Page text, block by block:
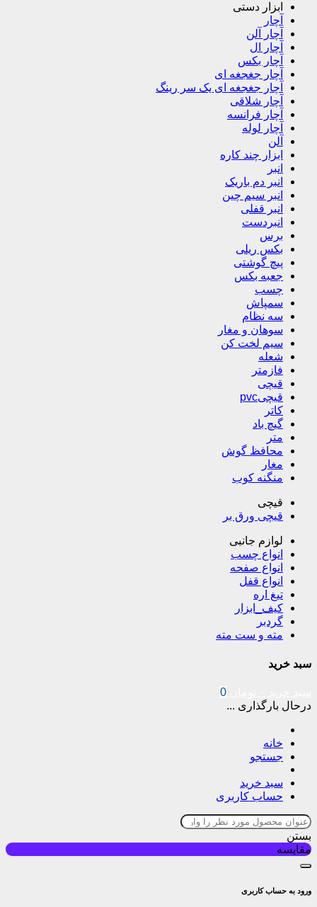
ابزار دستی
آچار
آچار آلن
آچار ال
آچار بکس
آچار جغجغه ای
آچار جغجغه ای یک سر رینگ
آچار شلاقی
آچار فرانسه
آچار لوله
آلن
ابزار چند کاره
انبر
انبر دم باریک
انبر سیم چین
انبر قفلی
انبردست
برس
بکس ریلی
پیچ گوشتی
جعبه بکس
چسب
سمپاش
سه نظام
سوهان و مغار
سیم لخت کن
شعله
فازمتر
قیچی
قیچیpvc
کاتر
گیچ باد
متر
محافظ گوش
مغار
منگنه کوب
قیچی
قیچی ورق بر
لوازم جانبی
انواع چسب
انواع صفحه
انواع قفل
تیغ اره
کیف_ابزار
گردبر
مته و ست مته
سبد خرید
0
درحال بارگذاری ...
خانه
جستجو
سبد خرید
حساب کاربری
بستن
مقایسه
ورود به حساب کاربری